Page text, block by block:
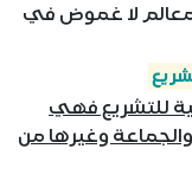
لا غموض في
للتشريع فهي
وغيرها من